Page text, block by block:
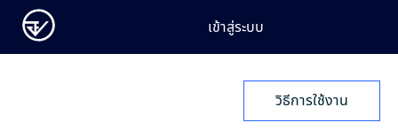
เข้าสู่ระบบ
วิธีการใช้งาน